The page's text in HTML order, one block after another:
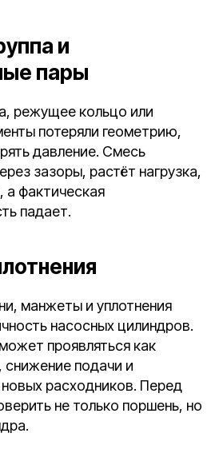
и
пары
режущее кольцо или
потеряли геометрию,
давление. Смесь
зазоры, растёт нагрузка,
а фактическая
падает.
манжеты и уплотнения
насосных цилиндров.
проявляться как
снижение подачи и
расходников. Перед
не только поршень, но